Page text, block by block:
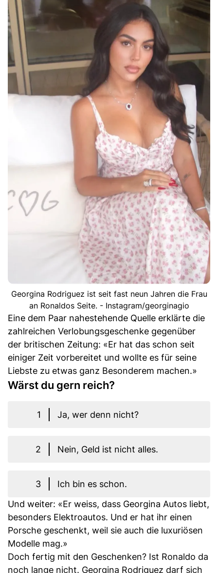
Georgina Rodriguez ist seit fast neun Jahren die Frau
an Ronaldos Seite. - Instagram/georginagio
Eine dem Paar nahestehende Quelle erklärte die
zahlreichen Verlobungsgeschenke gegenüber
der britischen Zeitung: «Er hat das schon seit
einiger Zeit vorbereitet und wollte es für seine
Liebste zu etwas ganz Besonderem machen.»
Wärst du gern reich?
1 Ja, wer denn nicht?
2 Nein, Geld ist nicht alles.
3
Ich bin es schon.
Und weiter: «Er weiss, dass Georgina Autos liebt,
besonders Elektroautos. Und er hat ihr einen
Porsche geschenkt, weil sie auch die luxuriösen
Modelle mag.»
Doch fertig mit den Geschenken? Ist Ronaldo da
noch lange nicht. Georgina Rodriguez darf sich